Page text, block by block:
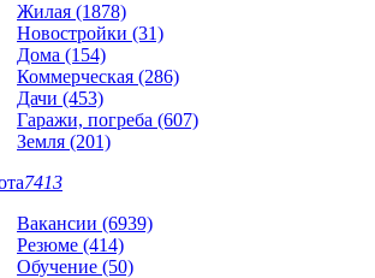
Жилая (1878)
Новостройки (31)
Дома (154)
Коммерческая (286)
Дачи (453)
Гаражи, погреба (607)
Земля (201)
7413
Вакансии (6939)
Резюме (414)
Обучение (50)